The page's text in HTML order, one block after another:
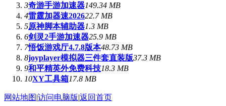
3奇游手游加速器149.34 MB
4雷霆加器速202622.7 MB
5原神脚本辅助器1.3 MB
6剑灵2手游加速器25.9 MB
7悟饭游戏厅4.7.8版本48.73 MB
8joyplayer模拟器三件套直装版37.3 MB
9和平精英外免费科技18.3 MB
10XY工具箱17.8 MB
网站地图|访问电脑版|返回首页